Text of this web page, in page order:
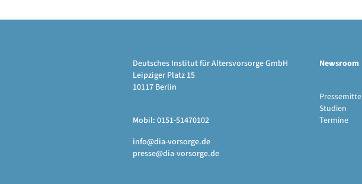
Deutsches Institut für Altersvorsorge GmbH
Leipziger Platz 15
10117 Berlin
Mobil: 0151-51470102
info@dia-vorsorge.de
presse@dia-vorsorge.de
Newsroom
Studien
Termine